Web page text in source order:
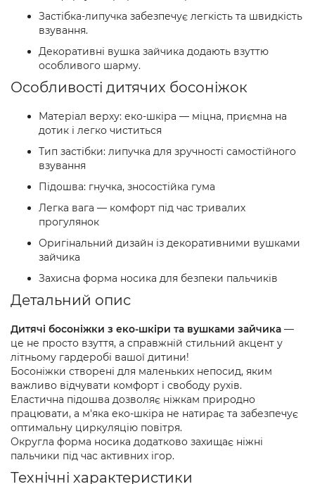
Застібка-липучка забезпечує легкість та швидкість
взування.
Декоративні вушка зайчика додають взуттю
особливого шарму.
Особливості дитячих босоніжок
Матеріал верху: еко-шкіра — міцна, приємна на
дотик і легко чиститься
Тип застібки: липучка для зручності самостійного
взування
Підошва: гнучка, зносостійка гума
Легка вага — комфорт під час тривалих
прогулянок
Оригінальний дизайн із декоративними вушками
зайчика
Захисна форма носика для безпеки пальчиків
Детальний опис
Дитячі босоніжки з еко-шкіри та вушками зайчика —
це не просто взуття, а справжній стильний акцент у
літньому гардеробі вашої дитини!
Босоніжки створені для маленьких непосид, яким
важливо відчувати комфорт і свободу рухів.
Еластична підошва дозволяє ніжкам природно
працювати, а м'яка еко-шкіра не натирає та забезпечує
оптимальну циркуляцію повітря.
Округла форма носика додатково захищає ніжні
пальчики під час активних ігор.
Технічні характеристики